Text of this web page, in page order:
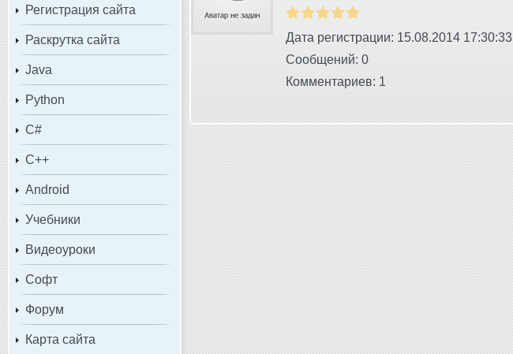
Регистрация сайта
Раскрутка сайта
Java
Python
C#
C++
Android
Учебники
Видеоуроки
Софт
Форум
Карта сайта
Дата регистрации: 15.08.2014 17:30:33
Сообщений: 0
Комментариев: 1